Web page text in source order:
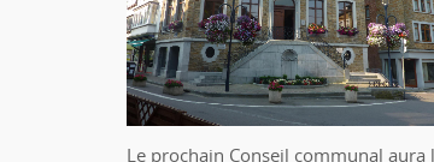
Le prochain Conseil communal aura